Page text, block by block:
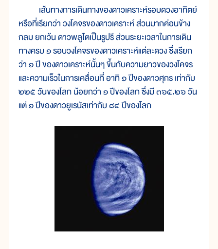
เส้นทางการเดินทางของดาวเคราะห์รอบดวงอาทิตย์
หรือที่เรียกว่า วงโคจรของดาวเคราะห์ ส่วนมากค่อนข้าง
กลม ยกเว้น ดาวพลูโตเป็นรูปรี ส่วนระยะเวลาในการเดิน
ทางครบ ๑ รอบวงโคจรของดาวเคราะห์แต่ละดวง ซึ่งเรียก
ว่า ๑ ปี ของดาวเคราะห์นั้นๆ ขึ้นกับความยาวของวงโคจร
และความเร็วในการเคลื่อนที่ อาทิ ๑ ปีของดาวศุกร เท่ากับ
๒๒๕ วันของโลก น้อยกว่า ๑ ปีของโลก ซึ่งมี ๓๖๕.๒๖ วัน
แต่ ๑ ปีของดาวยูเรนัสเท่ากับ ๘๔ ปีของโลก